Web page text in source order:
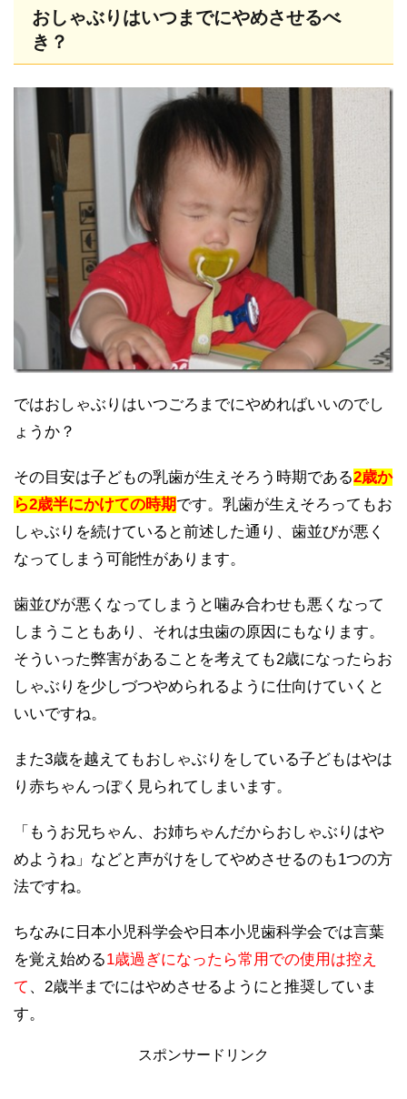
おしゃぶりはいつまでにやめさせるべ
き？
ではおしゃぶりはいつごろまでにやめればいいのでし
ょうか？
その目安は子どもの乳歯が生えそろう時期である2歳か
ら2歳半にかけての時期です。乳歯が生えそろってもお
しゃぶりを続けていると前述した通り、歯並びが悪く
なってしまう可能性があります。
歯並びが悪くなってしまうと噛み合わせも悪くなって
しまうこともあり、それは虫歯の原因にもなります。
そういった弊害があることを考えても2歳になったらお
しゃぶりを少しづつやめられるように仕向けていくと
いいですね。
また3歳を越えてもおしゃぶりをしている子どもはやは
り赤ちゃんっぽく見られてしまいます。
「もうお兄ちゃん、お姉ちゃんだからおしゃぶりはや
めようね」などと声がけをしてやめさせるのも1つの方
法ですね。
ちなみに日本小児科学会や日本小児歯科学会では言葉
を覚え始める1歳過ぎになったら常用での使用は控え
て 、2歳半までにはやめさせるようにと推奨していま
す。
スポンサードリンク